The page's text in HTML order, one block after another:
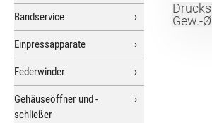
Bandservice
Einpressapparate
Federwinder
Gehäuseöffner und -
schließer
Gew.-